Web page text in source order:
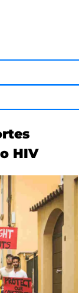
HIV